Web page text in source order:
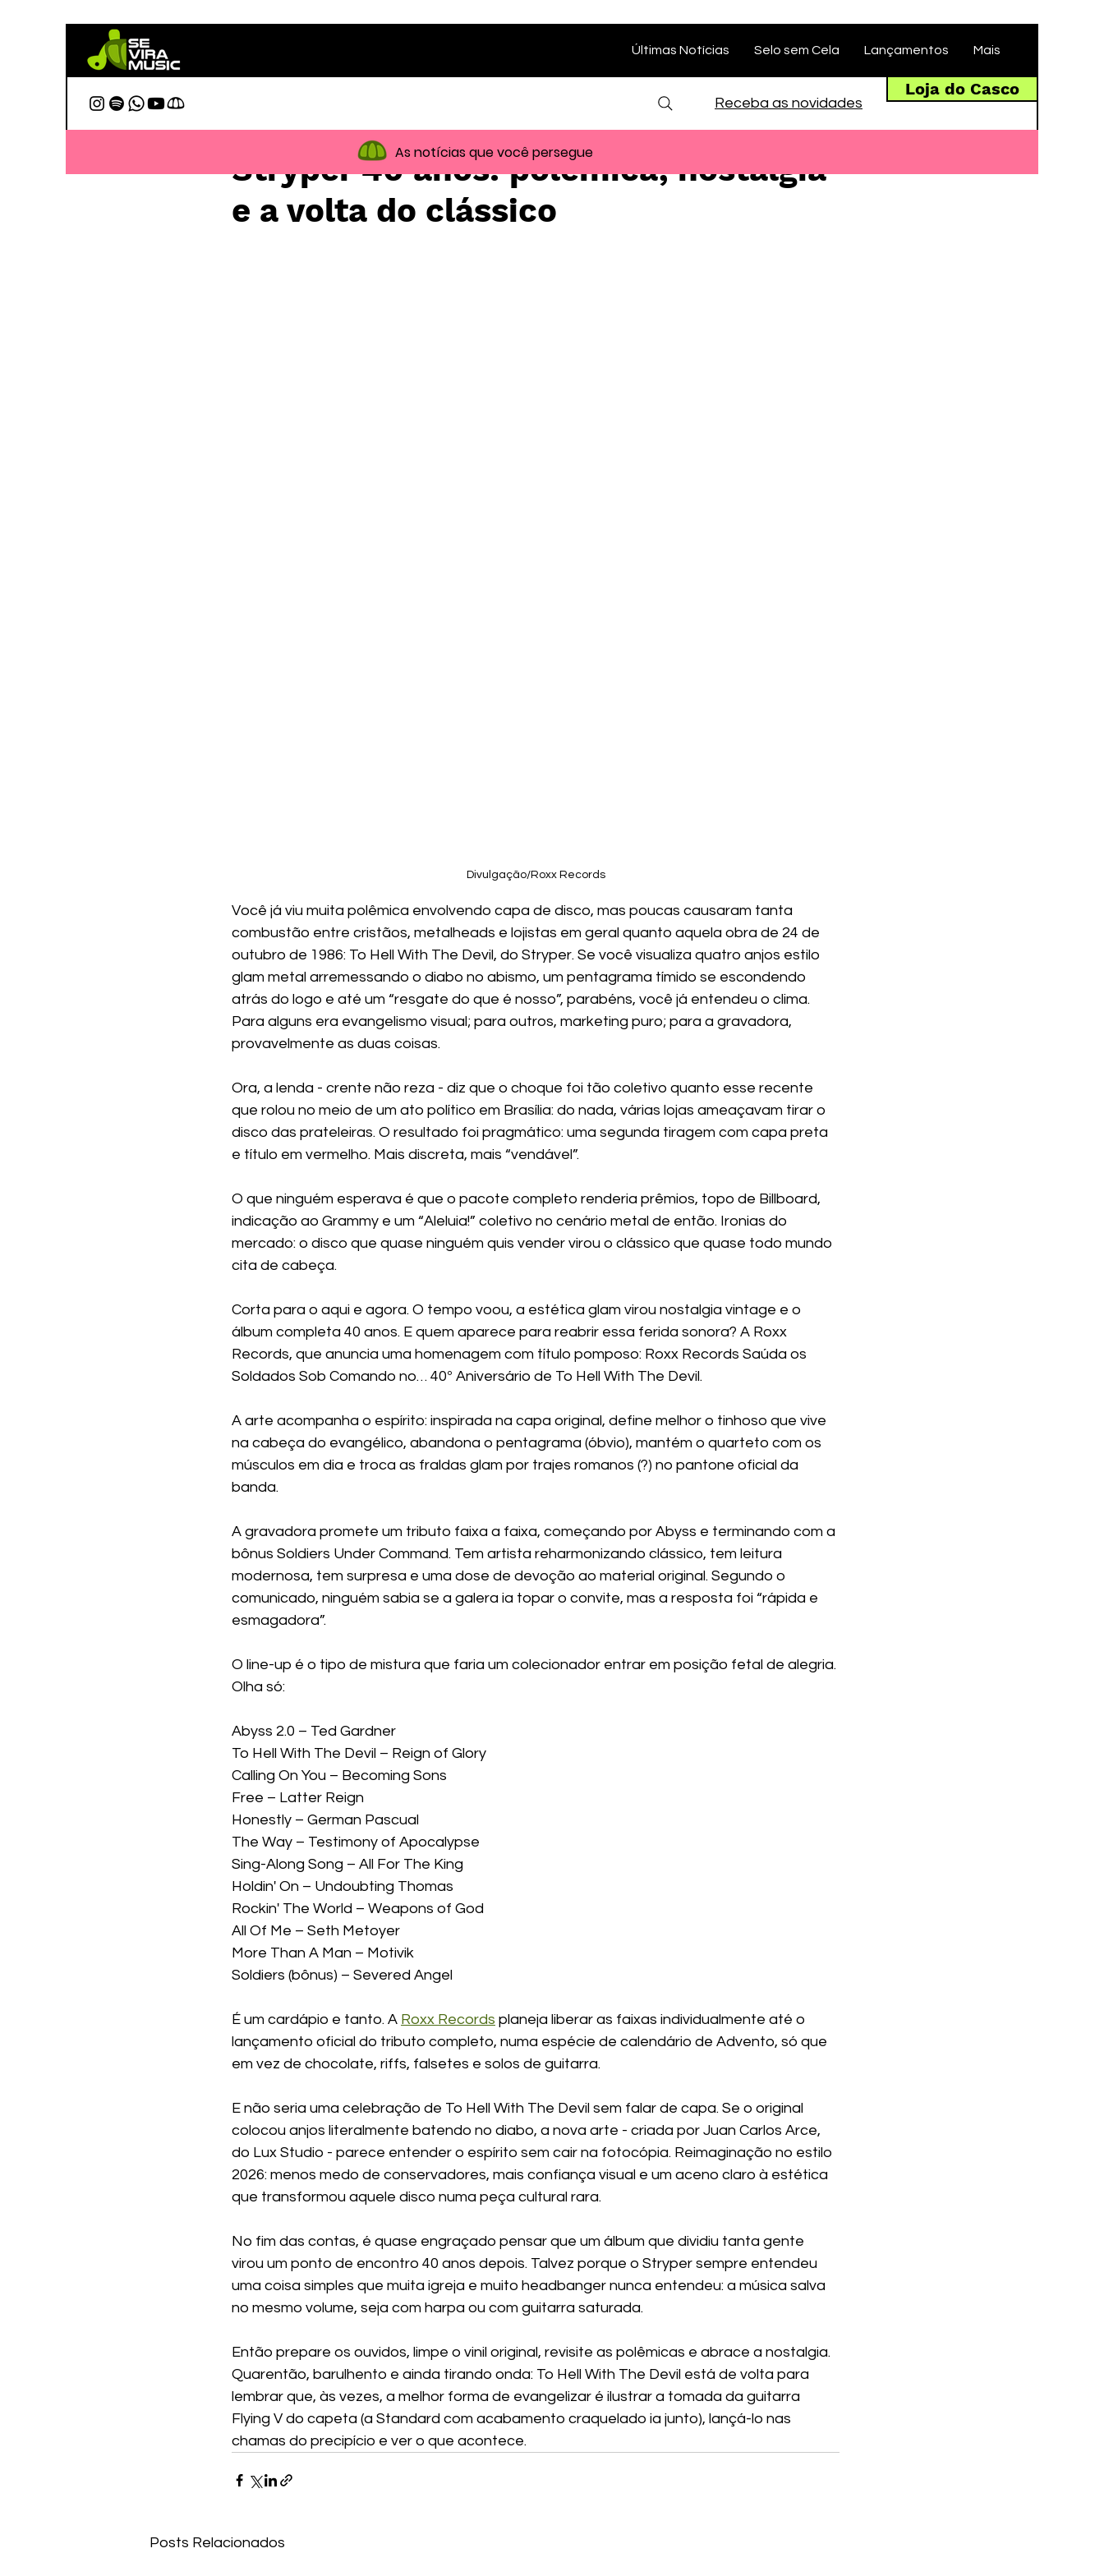
Últimas Notícias Selo sem Cela Lançamentos Mais
Receba as novidades
Loja do Casco
As notícias que você persegue
Stryper 40 anos: polêmica, nostalgia
e a volta do clássico
Divulgação/Roxx Records
Você já viu muita polêmica envolvendo capa de disco, mas poucas causaram tanta
combustão entre cristãos, metalheads e lojistas em geral quanto aquela obra de 24 de
outubro de 1986: To Hell With The Devil, do Stryper. Se você visualiza quatro anjos estilo
glam metal arremessando o diabo no abismo, um pentagrama tímido se escondendo
atrás do logo e até um “resgate do que é nosso”, parabéns, você já entendeu o clima.
Para alguns era evangelismo visual; para outros, marketing puro; para a gravadora,
provavelmente as duas coisas.
Ora, a lenda - crente não reza - diz que o choque foi tão coletivo quanto esse recente
que rolou no meio de um ato político em Brasília: do nada, várias lojas ameaçavam tirar o
disco das prateleiras. O resultado foi pragmático: uma segunda tiragem com capa preta
e título em vermelho. Mais discreta, mais “vendável”.
O que ninguém esperava é que o pacote completo renderia prêmios, topo de Billboard,
indicação ao Grammy e um “Aleluia!” coletivo no cenário metal de então. Ironias do
mercado: o disco que quase ninguém quis vender virou o clássico que quase todo mundo
cita de cabeça.
Corta para o aqui e agora. O tempo voou, a estética glam virou nostalgia vintage e o
álbum completa 40 anos. E quem aparece para reabrir essa ferida sonora? A Roxx
Records, que anuncia uma homenagem com título pomposo: Roxx Records Saúda os
Soldados Sob Comando no… 40º Aniversário de To Hell With The Devil.
A arte acompanha o espírito: inspirada na capa original, define melhor o tinhoso que vive
na cabeça do evangélico, abandona o pentagrama (óbvio), mantém o quarteto com os
músculos em dia e troca as fraldas glam por trajes romanos (?) no pantone oficial da
banda.
A gravadora promete um tributo faixa a faixa, começando por Abyss e terminando com a
bônus Soldiers Under Command. Tem artista reharmonizando clássico, tem leitura
modernosa, tem surpresa e uma dose de devoção ao material original. Segundo o
comunicado, ninguém sabia se a galera ia topar o convite, mas a resposta foi “rápida e
esmagadora”.
O line-up é o tipo de mistura que faria um colecionador entrar em posição fetal de alegria.
Olha só:
Abyss 2.0 – Ted Gardner
To Hell With The Devil – Reign of Glory
Calling On You – Becoming Sons
Free – Latter Reign
Honestly – German Pascual
The Way – Testimony of Apocalypse
Sing-Along Song – All For The King
Holdin' On – Undoubting Thomas
Rockin' The World – Weapons of God
All Of Me – Seth Metoyer
More Than A Man – Motivik
Soldiers (bônus) – Severed Angel
É um cardápio e tanto. A Roxx Records planeja liberar as faixas individualmente até o
lançamento oficial do tributo completo, numa espécie de calendário de Advento, só que
em vez de chocolate, riffs, falsetes e solos de guitarra.
E não seria uma celebração de To Hell With The Devil sem falar de capa. Se o original
colocou anjos literalmente batendo no diabo, a nova arte - criada por Juan Carlos Arce,
do Lux Studio - parece entender o espírito sem cair na fotocópia. Reimaginação no estilo
2026: menos medo de conservadores, mais confiança visual e um aceno claro à estética
que transformou aquele disco numa peça cultural rara.
No fim das contas, é quase engraçado pensar que um álbum que dividiu tanta gente
virou um ponto de encontro 40 anos depois. Talvez porque o Stryper sempre entendeu
uma coisa simples que muita igreja e muito headbanger nunca entendeu: a música salva
no mesmo volume, seja com harpa ou com guitarra saturada.
Então prepare os ouvidos, limpe o vinil original, revisite as polêmicas e abrace a nostalgia.
Quarentão, barulhento e ainda tirando onda: To Hell With The Devil está de volta para
lembrar que, às vezes, a melhor forma de evangelizar é ilustrar a tomada da guitarra
Flying V do capeta (a Standard com acabamento craquelado ia junto), lançá-lo nas
chamas do precipício e ver o que acontece.
Posts Relacionados